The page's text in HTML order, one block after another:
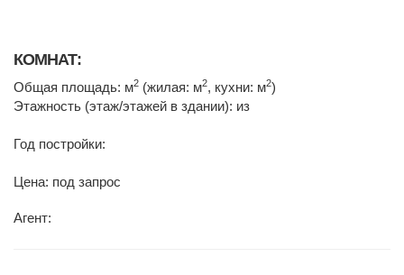
КОМНАТ:
Общая площадь: м2 (жилая: м2, кухни: м2)
Этажность (этаж/этажей в здании): из
Год постройки:
Цена: под запрос
Агент: